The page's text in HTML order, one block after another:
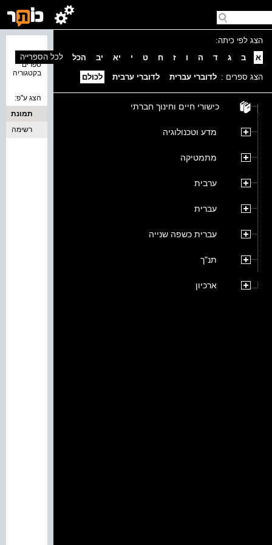
הצג לפי כיתה:
א
ב ג ד ה ו ז ח ט י יא יב הכל
הצג ספרים : לדוברי עברית לדוברי ערבית לכולם
כישורי חיים וחינוך חברתי
מדע וטכנולוגיה
מתמטיקה
ערבית
עברית
עברית כשפה שנייה
תנ"ך
ארכיון
ספרים
בקטגוריה
לכל הספרייה
הצג ע''פ:
תמונת
כריכה
רשימה